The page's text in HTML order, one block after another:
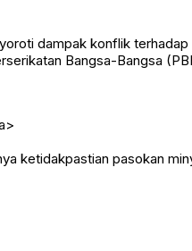
dampak konflik terhadap
Bangsa-Bangsa
ketidakpastian pasokan